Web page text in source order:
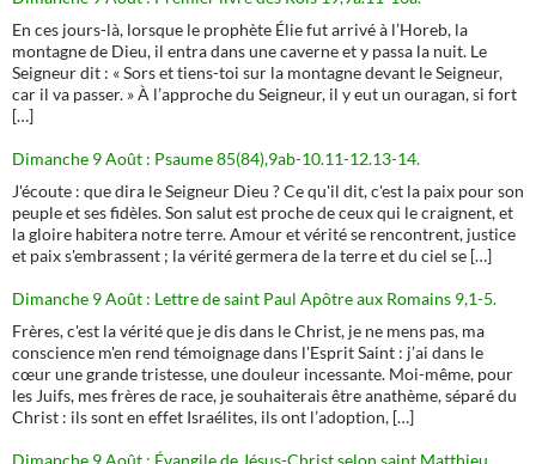
En ces jours-là, lorsque le prophète Élie fut arrivé à l’Horeb, la
montagne de Dieu, il entra dans une caverne et y passa la nuit. Le
Seigneur dit : « Sors et tiens-toi sur la montagne devant le Seigneur,
car il va passer. » À l’approche du Seigneur, il y eut un ouragan, si fort
[…]
Dimanche 9 Août : Psaume 85(84),9ab-10.11-12.13-14.
J'écoute : que dira le Seigneur Dieu ? Ce qu'il dit, c'est la paix pour son
peuple et ses fidèles. Son salut est proche de ceux qui le craignent, et
la gloire habitera notre terre. Amour et vérité se rencontrent, justice
et paix s'embrassent ; la vérité germera de la terre et du ciel se […]
Dimanche 9 Août : Lettre de saint Paul Apôtre aux Romains 9,1-5.
Frères, c'est la vérité que je dis dans le Christ, je ne mens pas, ma
conscience m'en rend témoignage dans l'Esprit Saint : j’ai dans le
cœur une grande tristesse, une douleur incessante. Moi-même, pour
les Juifs, mes frères de race, je souhaiterais être anathème, séparé du
Christ : ils sont en effet Israélites, ils ont l’adoption, […]
Dimanche 9 Août : Évangile de Jésus-Christ selon saint Matthieu